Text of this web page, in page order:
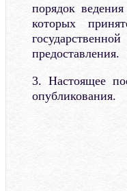
порядок
которых
предоставления.
3. Настоящее
опубликования.